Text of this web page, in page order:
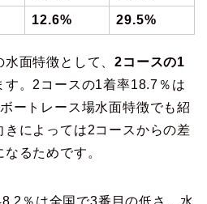
12.6% 29.5%
水面特徴として、2コースの1
す。2コースの1着率18.7％は
ートレース場水面特徴でも紹
によっては2コースからの差
るためです。